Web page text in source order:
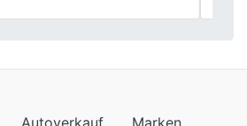
Autoverkauf
Marken